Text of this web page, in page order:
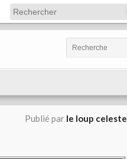
Publié par le loup celeste